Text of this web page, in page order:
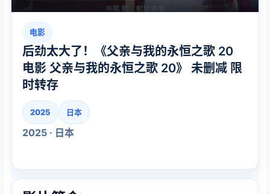
电影
后劲太大了！《父亲与我的永恒之歌 20
电影 父亲与我的永恒之歌 20》 未删减 限
时转存
2025 日本
2025 · 日本